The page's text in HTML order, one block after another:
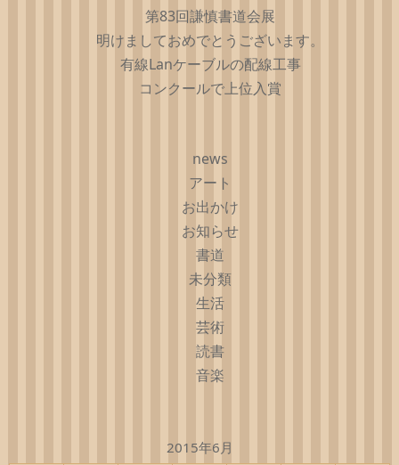
第83回謙慎書道会展
明けましておめでとうございます。
有線Lanケーブルの配線工事
コンクールで上位入賞
news
アート
お出かけ
お知らせ
書道
未分類
生活
芸術
読書
音楽
2015年6月